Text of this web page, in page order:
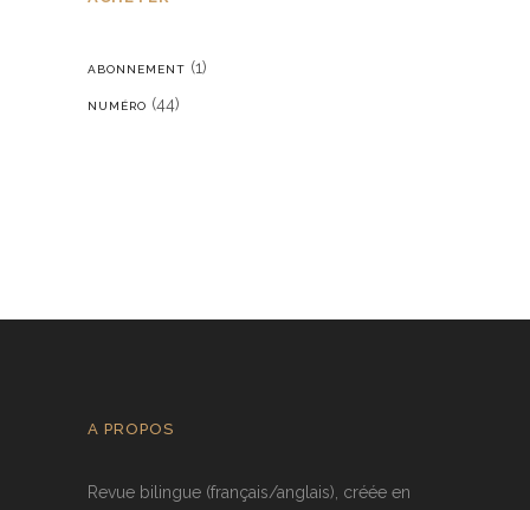
ABONNEMENT (1)
NUMÉRO (44)
A PROPOS
Revue bilingue (français/anglais), créée en